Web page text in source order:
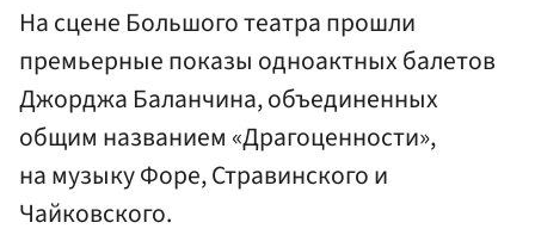
На сцене Большого театра прошли
премьерные показы одноактных балетов
Джорджа Баланчина, объединенных
общим названием «Драгоценности»,
на музыку Форе, Стравинского и
Чайковского.